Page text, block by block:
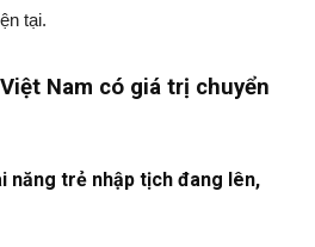
tại.
Nam có giá trị chuyển
năng trẻ nhập tịch đang lên,